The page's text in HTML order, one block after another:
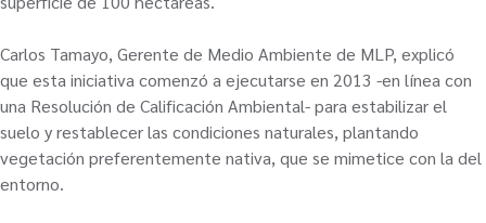
Carlos Tamayo, Gerente de Medio Ambiente de MLP, explicó
que esta iniciativa comenzó a ejecutarse en 2013 -en línea con
una Resolución de Calificación Ambiental- para estabilizar el
suelo y restablecer las condiciones naturales, plantando
vegetación preferentemente nativa, que se mimetice con la del
entorno.